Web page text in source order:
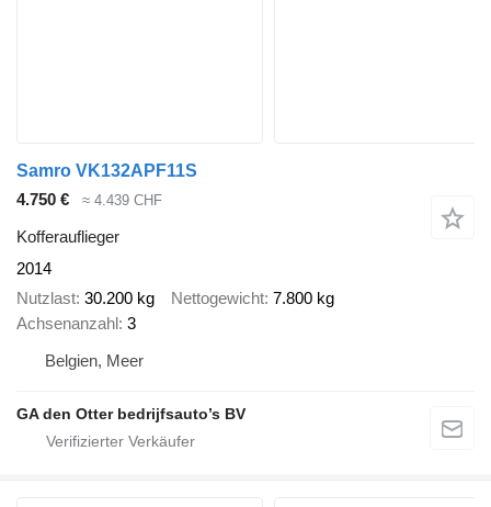
Samro VK132APF11S
4.750 €
≈ 4.439 CHF
Kofferauflieger
2014
Nutzlast 30.200 kg Nettogewicht 7.800 kg
Achsenanzahl 3
Belgien, Meer
GA den Otter bedrijfsauto’s BV